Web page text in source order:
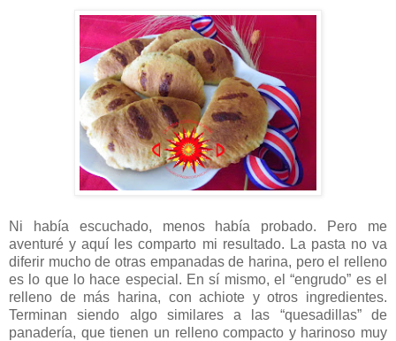
Ni había escuchado, menos había probado. Pero me
aventuré y aquí les comparto mi resultado. La pasta no va
diferir mucho de otras empanadas de harina, pero el relleno
es lo que lo hace especial. En sí mismo, el “engrudo” es el
relleno de más harina, con achiote y otros ingredientes.
Terminan siendo algo similares a las “quesadillas” de
panadería, que tienen un relleno compacto y harinoso muy